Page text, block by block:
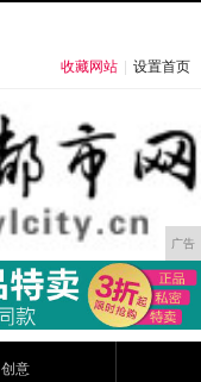
收藏网站 设置首页
广告
创意